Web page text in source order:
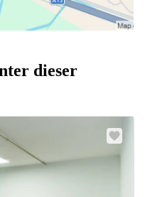
dieser